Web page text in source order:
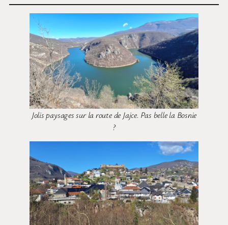
Jolis paysages sur la route de Jajce. Pas belle la Bosnie
?